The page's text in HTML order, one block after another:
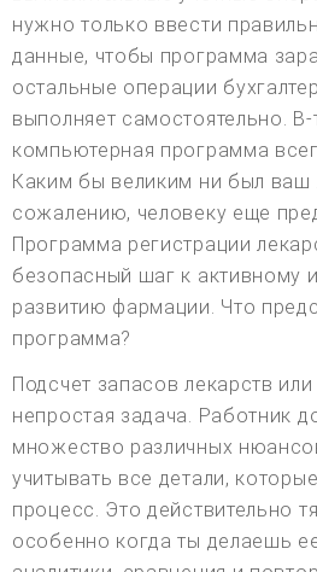
нужно только ввести
данные, чтобы программа
остальные операции
выполняет самостоятельно. В-
компьютерная программа
Каким бы великим ни был ваш
сожалению, человеку еще
Программа регистрации
безопасный шаг к активному
развитию фармации. Что
программа?
Подсчет запасов лекарств
непростая задача. Работник
множество различных
учитывать все детали,
процесс. Это действительно
особенно когда ты делаешь